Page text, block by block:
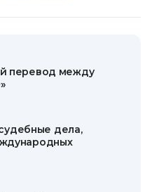
перевод между
дела,